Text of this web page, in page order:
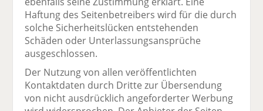
Haftung des Seitenbetreibers wird für die durch
solche Sicherheitslücken entstehenden
Schäden oder Unterlassungsansprüche
ausgeschlossen.
Der Nutzung von allen veröffentlichten
Kontaktdaten durch Dritte zur Übersendung
von nicht ausdrücklich angeforderter Werbung